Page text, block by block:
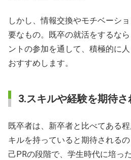
しかし、情報交換やモチベーシ
要なもの。既卒の就活をするな
ントの参加を通して、積極的に
おすすめします。
3.スキルや経験を期待
既卒者は、新卒者と比べてある
キルを持っていると期待される
己PRの段階で、学生時代に培っ